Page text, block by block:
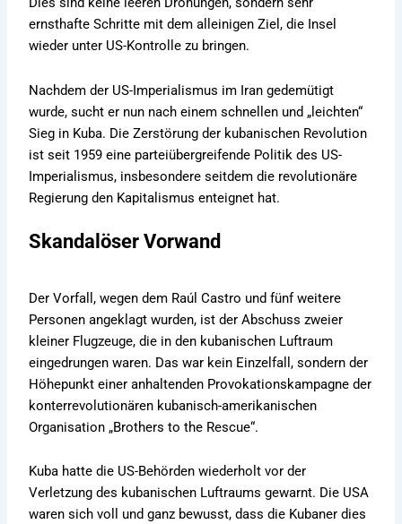
ernsthafte Schritte mit dem alleinigen Ziel, die Insel
wieder unter US-Kontrolle zu bringen.
Nachdem der US-Imperialismus im Iran gedemütigt
wurde, sucht er nun nach einem schnellen und „leichten“
Sieg in Kuba. Die Zerstörung der kubanischen Revolution
ist seit 1959 eine parteiübergreifende Politik des US-
Imperialismus, insbesondere seitdem die revolutionäre
Regierung den Kapitalismus enteignet hat.
Skandalöser Vorwand
Der Vorfall, wegen dem Raúl Castro und fünf weitere
Personen angeklagt wurden, ist der Abschuss zweier
kleiner Flugzeuge, die in den kubanischen Luftraum
eingedrungen waren. Das war kein Einzelfall, sondern der
Höhepunkt einer anhaltenden Provokationskampagne der
konterrevolutionären kubanisch-amerikanischen
Organisation „Brothers to the Rescue“.
Kuba hatte die US-Behörden wiederholt vor der
Verletzung des kubanischen Luftraums gewarnt. Die USA
waren sich voll und ganz bewusst, dass die Kubaner dies